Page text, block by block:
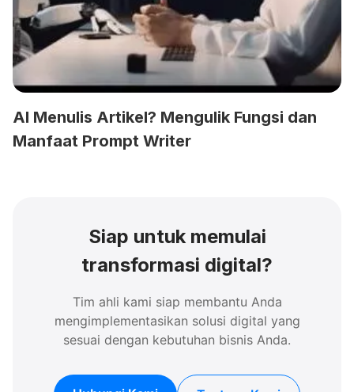
AI Menulis Artikel? Mengulik Fungsi dan
Manfaat Prompt Writer
Siap untuk memulai
transformasi digital?
Tim ahli kami siap membantu Anda
mengimplementasikan solusi digital yang
sesuai dengan kebutuhan bisnis Anda.